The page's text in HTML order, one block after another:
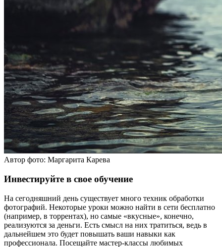
Автор фото: Маргарита Карева
Инвестируйте в свое обучение
На сегодняшний день существует много техник обработки
фотографий. Некоторые уроки можно найти в сети бесплатно
(например, в торрентах), но самые «вкусные», конечно,
реализуются за деньги. Есть смысл на них тратиться, ведь в
дальнейшем это будет повышать ваши навыки как
профессионала. Посещайте мастер-классы любимых